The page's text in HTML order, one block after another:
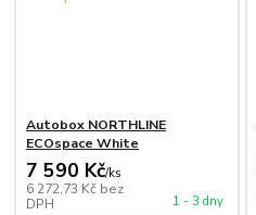
Autobox NORTHLINE
ECOspace White
7 590 Kč/ks
6 272,73 Kč bez
DPH
1 - 3 dny